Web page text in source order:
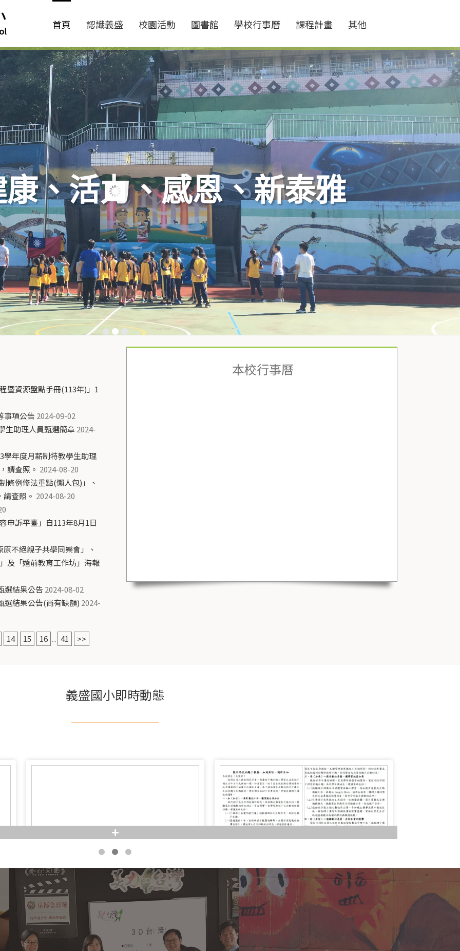
首頁 認識義盛 校園活動 圖書館 學校行事曆 課程計畫 其他
、活力、感恩、新泰雅
暨資源盤點手冊(113年)」1
事項公告 2024-09-02
生助理人員甄選簡章 2024-
學年度月薪制特教學生助理
請查照。 2024-08-20
條例修法重點(懶人包)」、
查照。 2024-08-20
申訴平臺」自113年8月1日
不絕親子共學同樂會」、
及「婚前教育工作坊」海報
選結果公告 2024-08-02
選結果公告(尚有缺額) 2024-
14 15 16 ... 41 >>
本校行事曆
義盛國小即時動態
+
今天早上山裡低溫9~10度，有點霧氣，遠方的山
景若隱若現，還飄著一點細雨。
轉達教育部宣導
各位家長：大家好！
我們已進入數位時代多年，
智慧型手機和線上學習已成為孩子們生活中不可